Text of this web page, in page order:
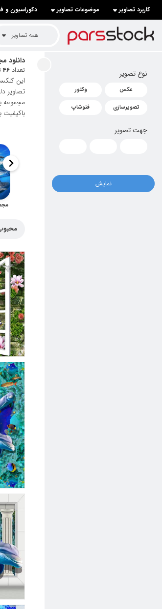
کاربرد تصاویر موضوعات تصاویر دکوراسیون و
همه تصاویر
دانلود
تعداد 46
این
تصاویر
مجموعه
نوع تصویر
عکس وکتور
تصویرسازی فتوشاپ
جهت تصویر
نمایش
لیست قیمت ها
موضوعات تصاویر
دکوراسیون و فضاها
هنرمندان ایرانی
کسب درآمد از فروش تصاویر
تماس با ما
بلاگ پارس استاک